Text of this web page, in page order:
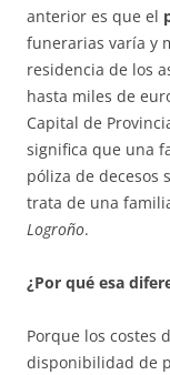
anterior es que el
funerarias varía y
residencia de los
hasta miles de
Capital de
significa que una
póliza de decesos
trata de una
Logroño.
¿Por qué esa
Porque los costes
disponibilidad de